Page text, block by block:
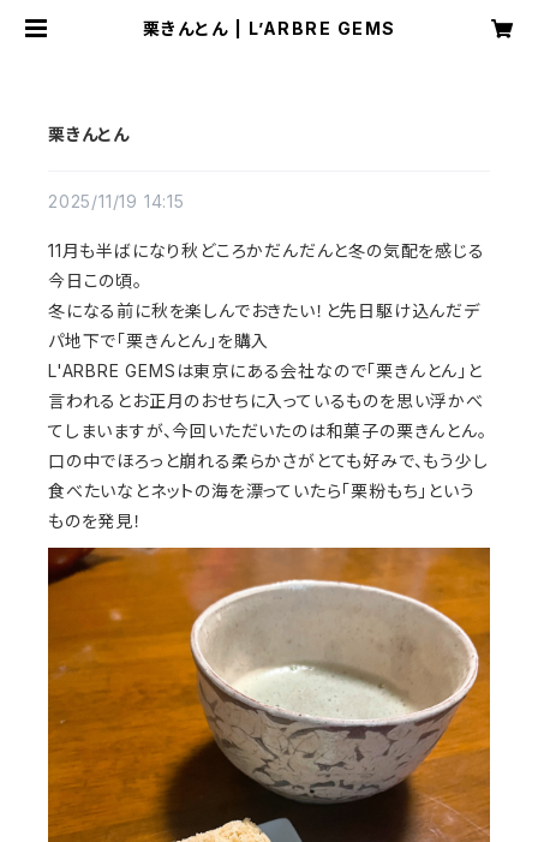
栗きんとん | L’ARBRE GEMS
栗きんとん
2025/11/19 14:15
11月も半ばになり秋どころかだんだんと冬の気配を感じる
今日この頃。
冬になる前に秋を楽しんでおきたい！と先日駆け込んだデ
パ地下で「栗きんとん」を購入
L'ARBRE GEMSは東京にある会社なので「栗きんとん」と
言われるとお正月のおせちに入っているものを思い浮かべ
てしまいますが、今回いただいたのは和菓子の栗きんとん。
口の中でほろっと崩れる柔らかさがとても好みで、もう少し
食べたいなとネットの海を漂っていたら「栗粉もち」という
ものを発見！